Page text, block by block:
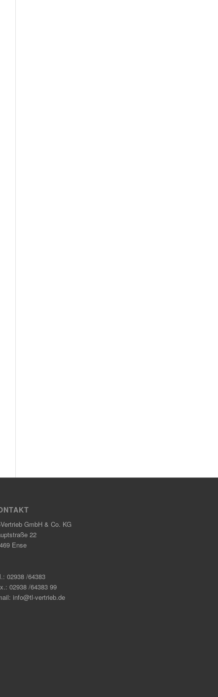
Vertrieb GmbH & Co. KG
22
Ense
02938 /64383
02938 /64383 99
info@tl-vertrieb.de